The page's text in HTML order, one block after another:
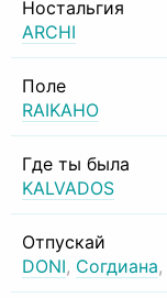
Ностальгия
ARCHI
Поле
RAIKAHO
Где ты была
KALVADOS
Отпускай
DONI, Согдиана,